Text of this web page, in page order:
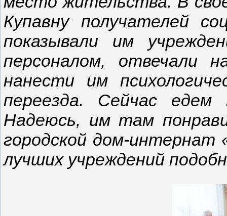
Купавну получателей
показывали им
персоналом, отвечали
нанести им
переезда. Сейчас
Надеюсь, им там
городской дом-интернат
лучших учреждений